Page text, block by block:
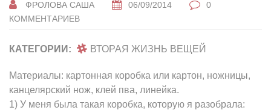
ФРОЛОВА САША 06/09/2014
0
КОММЕНТАРИЕВ
КАТЕГОРИИ: ВТОРАЯ ЖИЗНЬ ВЕЩЕЙ
Материалы: картонная коробка или картон, ножницы,
канцелярский нож, клей пва, линейка.
1) У меня была такая коробка, которую я разобрала: